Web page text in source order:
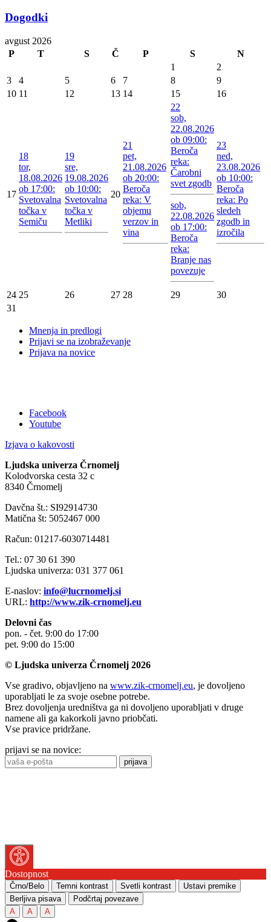
Dogodki
avgust 2026
P
T S Č P S
N
1
2
3
4 5 6 7 8
9
10 11 12 13 14 15 16
17
18
tor,
18.08.2026
ob 17:00:
Svetovalna
točka v
Semiču
19
sre,
19.08.2026
ob 10:00:
Svetovalna
točka v
Metliki
20
21
pet,
21.08.2026
ob 20:00:
Beroča
reka: V
objemu
verzov in
vina
22
sob,
22.08.2026
ob 09:00:
Beroča
reka:
Čarobni
svet zgodb
sob,
22.08.2026
ob 17:00:
Beroča
reka:
Branje nas
povezuje
23
ned,
23.08.2026
ob 10:00:
Beroča
reka: Po
sledeh
zgodb in
izročila
24 25 26 27 28 29
30
31
Mnenja in predlogi
Prijavi se na izobraževanje
Prijava na novice
Facebook
Youtube
Izjava o kakovosti
Ljudska univerza Črnomelj
Kolodvorska cesta 32 c
8340 Črnomelj
Davčna št.: SI92914730
Matična št: 5052467 000
Račun: 01217-6030714481
Tel.: 07 30 61 390
Ljudska univerza: 031 377 061
E-naslov: info@lucrnomelj.si
URL: http://www.zik-crnomelj.eu
Delovni čas
pon. - čet. 9:00 do 17:00
pet. 9:00 do 15:00
© Ljudska univerza Črnomelj 2026
Vse gradivo, objavljeno na www.zik-crnomelj.eu, je dovoljeno
uporabljati le za svoje osebne potrebe.
Brez dovoljenja uredništva ga ni dovoljeno uporabljati v druge
namene ali ga kakorkoli javno priobčati.
Vse pravice pridržane.
prijavi se na novice:
prijava
Dostopnost
Črno/Belo Temni kontrast Svetli kontrast
Ustavi premike
Berljiva pisava
Podčrtaj povezave
A
A A